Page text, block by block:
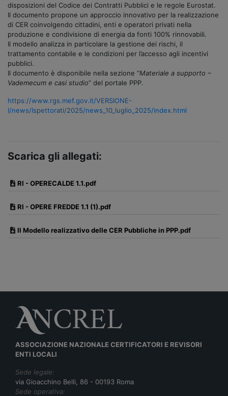
disposizioni del Codice dei Contratti Pubblici e le regole Eurostat.
Il documento propone un approccio innovativo per la realizzazione
di CER coinvolgendo cittadini, enti e operatori privati nella
produzione e condivisione di energia da fonti 100% rinnovabili.
Il modello analizza in particolare la gestione dei rischi, il
trattamento contabile e le condizioni per l’accesso agli incentivi
pubblici.
Il documento è disponibile nella sezione “Materiale a supporto –
Vademecum e casi studio” del portale PPP.
https://www.rgs.mef.gov.it/VERSIONE-
I/news/Ispettorati/2025/news_10_luglio_2025/index.html
Scarica gli allegati:
RI - OPERECALDE 1.1.pdf
RI - OPERE FREDDE 1.1 (1).pdf
Il Modello realizzativo delle CER Pubbliche in PPP.pdf
ASSOCIAZIONE NAZIONALE CERTIFICATORI E REVISORI
ENTI LOCALI
Sede legale:
via Gioacchino Belli, 86 - 00193 Roma
Sede operativa: